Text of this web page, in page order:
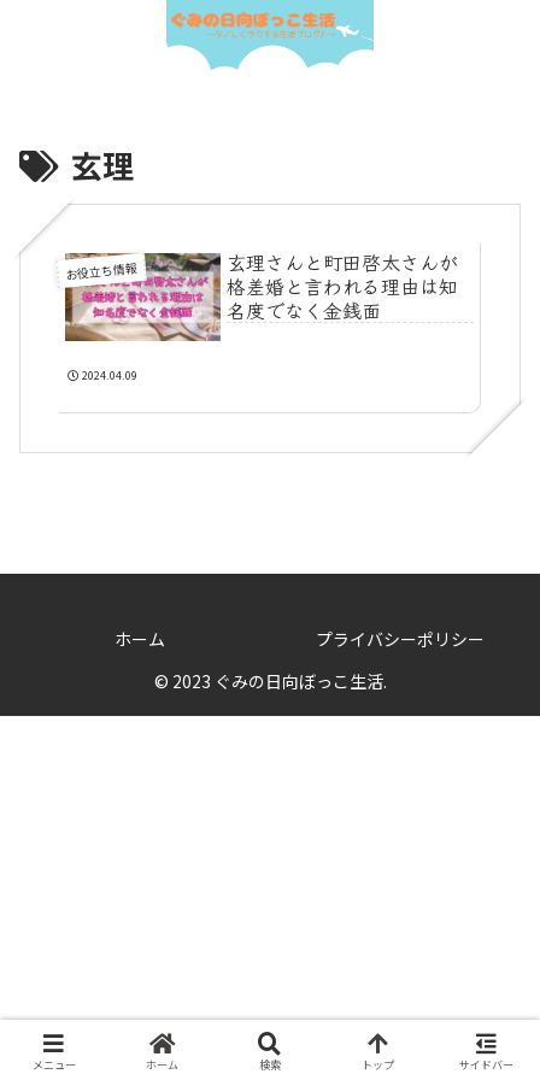
玄理
お役立ち情報
玄理さんと町田啓太さんが
格差婚と言われる理由は知
名度でなく金銭面
2024.04.09
ホーム
プライバシーポリシー
© 2023 ぐみの日向ぼっこ生活.
メニュー ホーム 検索 トップ サイドバー